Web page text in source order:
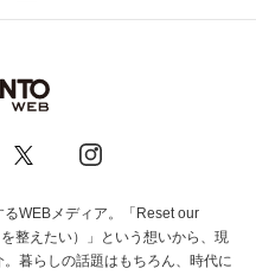
るWEBメディア。「Reset our
整えたい）」という想いから、現
暮らしの話題はもちろん、時代に